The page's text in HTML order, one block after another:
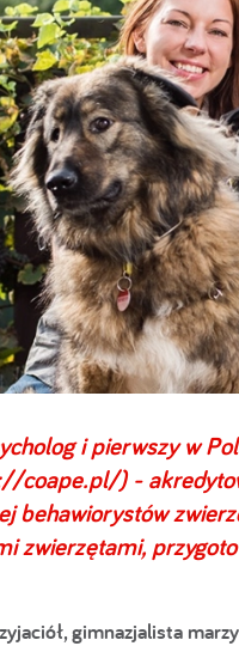
i pierwszy w
coape.pl/) -
behawiorystów
zwierzętami,
gimnazjalista